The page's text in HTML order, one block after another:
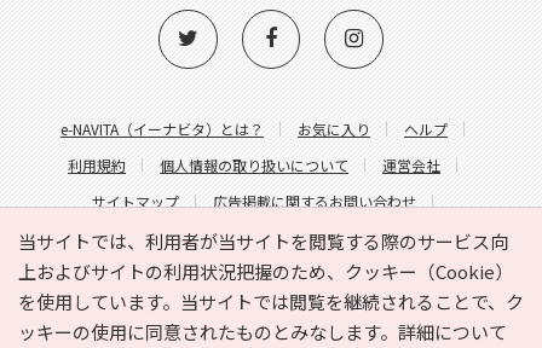
当サイトでは、利用者が当サイトを閲覧する際のサービス向
上およびサイトの利用状況把握のため、クッキー（Cookie）
を使用しています。当サイトでは閲覧を継続されることで、ク
ッキーの使用に同意されたものとみなします。詳細について
e-NAVITA（イーナビタ）とは？ お気に入り
ヘルプ
利用規約
個人情報の取り扱いについて
運営会社
サイトマップ
広告掲載に関するお問い合わせ
サイトの内容に関するお問い合わせ